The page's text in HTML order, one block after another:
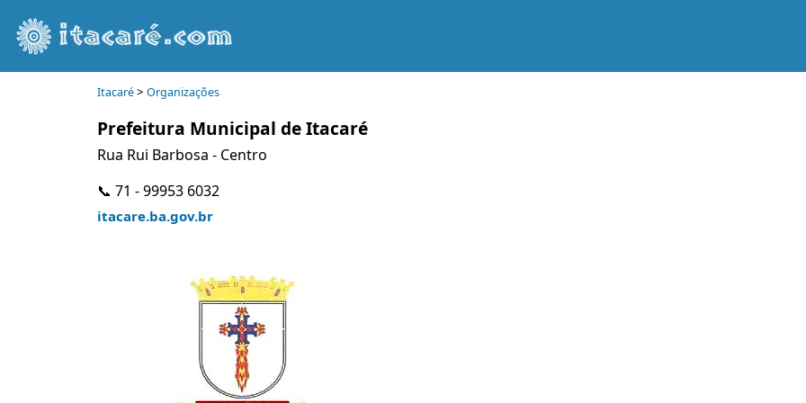
Itacaré> Organizações
Prefeitura Municipal de Itacaré
Rua Rui Barbosa - Centro
📞 71 - 99953 6032
itacare.ba.gov.br